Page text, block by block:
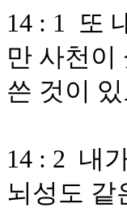
14 : 1 또
만 사천이
쓴 것이
14 : 2 내
뇌성도 같